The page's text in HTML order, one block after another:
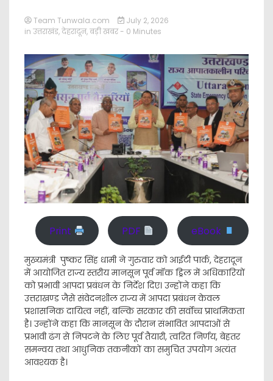
Team Tunwala.com
July 2, 2026
in उत्तराखंड,देहरादून,बड़ी खबर - 0 Minutes
Print PDF eBook
मुख्यमंत्री पुष्कर सिंह धामी ने गुरुवार को आईटी पार्क, देहरादून
में आयोजित राज्य स्तरीय मानसून पूर्व मॉक ड्रिल में अधिकारियों
को प्रभावी आपदा प्रबंधन के निर्देश दिए। उन्होंने कहा कि
उत्तराखण्ड जैसे संवेदनशील राज्य में आपदा प्रबंधन केवल
प्रशासनिक दायित्व नहीं, बल्कि सरकार की सर्वोच्च प्राथमिकता
है। उन्होंने कहा कि मानसून के दौरान संभावित आपदाओं से
प्रभावी ढंग से निपटने के लिए पूर्व तैयारी, त्वरित निर्णय, बेहतर
समन्वय तथा आधुनिक तकनीकों का समुचित उपयोग अत्यंत
आवश्यक है।